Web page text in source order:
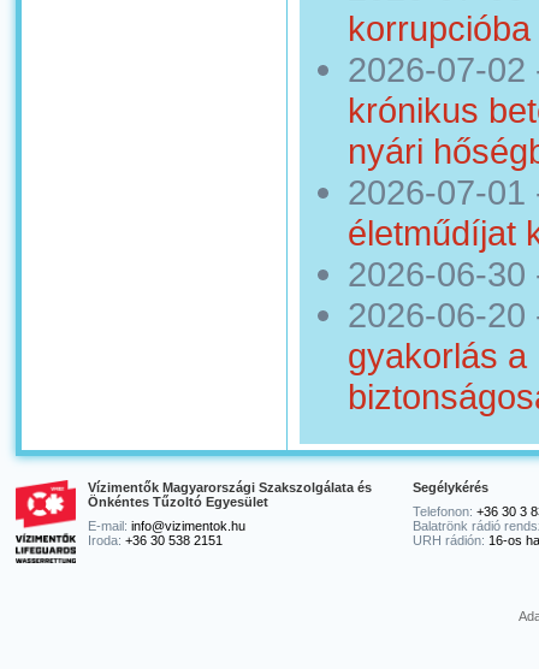
korrupcióba
2026-07-02
krónikus
nyári
2026-07-01
életműdíjat
2026-06-30
2026-06-20
gyakorlás a
Vízimentők Magyarországi Szakszolgálata és
Önkéntes Tűzoltó Egyesület
E-mail: info@vizimentok.hu
Iroda: +36 30 538 2151
Segélykérés
Telefonon: +36 30 3
Balatrönk rádió
URH rádión: 16-os